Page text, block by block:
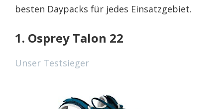
besten Daypacks für jedes Einsatzgebiet.
1. Osprey Talon 22
Unser Testsieger